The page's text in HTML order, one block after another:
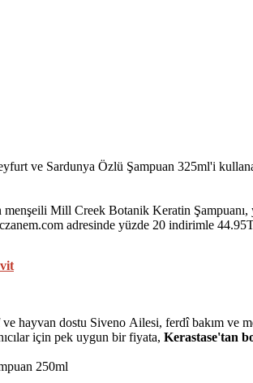
ve Sardunya Özlü Şampuan 325ml'i
Mill Creek Botanik Keratin
adresinde yüzde 20 indirimle
hayvan dostu Siveno Ailesi, ferdî bakım ve
için pek uygun bir fiyata, Kerastase'tan
250ml